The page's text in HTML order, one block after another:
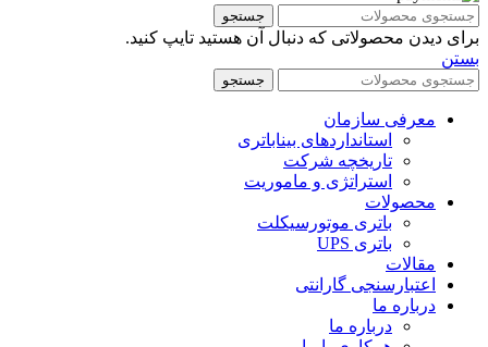
جستجو
برای دیدن محصولاتی که دنبال آن هستید تایپ کنید.
بستن
جستجو
معرفی سازمان
استانداردهای بیناباتری
تاریخچه شرکت
استراتژی و ماموریت
محصولات
باتری موتورسیکلت
باتری UPS
مقالات
اعتبارسنجی گارانتی
درباره ما
درباره ما